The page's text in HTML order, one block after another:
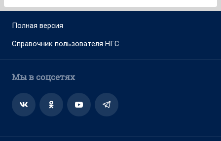
Полная версия
Справочник пользователя НГС
Мы в соцсетях